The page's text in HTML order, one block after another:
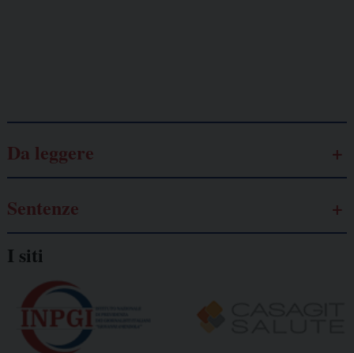
Da leggere
Sentenze
I siti